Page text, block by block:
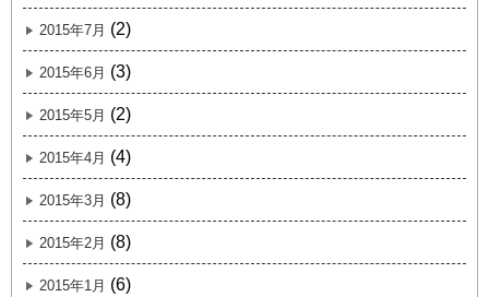
2015年7月 (2)
2015年6月 (3)
2015年5月 (2)
2015年4月 (4)
2015年3月 (8)
2015年2月 (8)
2015年1月 (6)